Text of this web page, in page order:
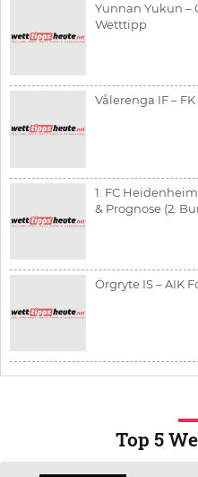
Yunnan Yukun –
Wetttipp
Vålerenga IF –
1. FC
& Prognose (2.
Örgryte IS – AIK
Top 5